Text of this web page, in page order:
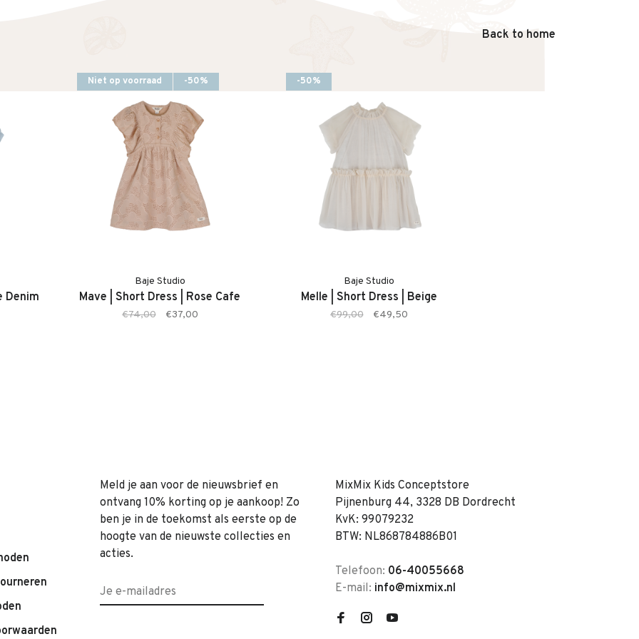
Back to home
Denim
Niet op voorraad -50%
Baje Studio
Mave | Short Dress | Rose Cafe
€74,00 €37,00
-50%
Baje Studio
Melle | Short Dress | Beige
€99,00 €49,50
Meld je aan voor de nieuwsbrief en
ontvang 10% korting op je aankoop! Zo
ben je in de toekomst als eerste op de
hoogte van de nieuwste collecties en
acties.
MixMix Kids Conceptstore
Pijnenburg 44, 3328 DB Dordrecht
KvK: 99079232
BTW: NL868784886B01
Telefoon: 06-40055668
E-mail: info@mixmix.nl